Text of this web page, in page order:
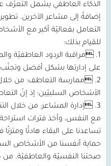
الذكاء العاطفي يشمل التعرّف
إضافةً إلى مشاعر الآخرين.
التعامل بفعاليّة أكبر مع
للقيام بذلك:
1. مراقبة الردود العاطفيّة
على إدارتها بشكل أفضل
2. ممارسة التعاطف: من
الأشخاص السلبيّين؛ إذ إنّ
3. إدارة المشاعر: من خلال
مع النفس، وأخذ فترات
تساعدنا على البقاء هادئًا
حماية أنفسنا من الأشخاص
صحتنا النفسيّة والعاطفيّة.